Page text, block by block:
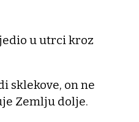
u utrci kroz
sklekove, on ne
Zemlju dolje.